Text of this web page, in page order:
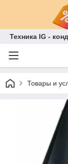
Техника IG -
Товары и